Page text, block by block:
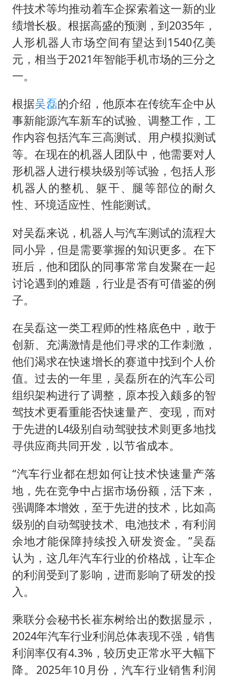
件技术等均推动着车企探索着这一新的业
绩增长极。根据高盛的预测，到2035年，
人形机器人市场空间有望达到1540亿美
元，相当于2021年智能手机市场的三分之
一。
根据吴磊的介绍，他原本在传统车企中从
事新能源汽车新车的试验、调整工作，工
作内容包括汽车三高测试、用户模拟测试
等。在现在的机器人团队中，他需要对人
形机器人进行模块级别等试验，包括人形
机器人的整机、躯干、腿等部位的耐久
性、环境适应性、性能测试。
对吴磊来说，机器人与汽车测试的流程大
同小异，但是需要掌握的知识更多。在下
班后，他和团队的同事常常自发聚在一起
讨论遇到的难题，行业是否有可借鉴的例
子。
在吴磊这一类工程师的性格底色中，敢于
创新、充满激情是他们寻求的工作刺激，
他们渴求在快速增长的赛道中找到个人价
值。过去的一年里，吴磊所在的汽车公司
组织架构进行了调整，原本投入颇多的智
驾技术更看重能否快速量产、变现，而对
于先进的L4级别自动驾驶技术则更多地找
寻供应商共同开发，以节省成本。
“汽车行业都在想如何让技术快速量产落
地，先在竞争中占据市场份额，活下来，
强调降本增效，至于先进的技术，比如高
级别的自动驾驶技术、电池技术，有利润
余地才能保障持续投入研发资金。”吴磊
认为，这几年汽车行业的价格战，让车企
的利润受到了影响，进而影响了研发的投
入。
乘联分会秘书长崔东树给出的数据显示，
2024年汽车行业利润总体表现不强，销售
利润率仅有4.3%，较历史正常水平大幅下
降。2025年10月份，汽车行业销售利润